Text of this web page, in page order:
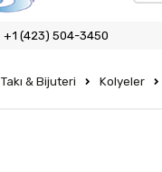
‎+1 (423) 504-3450
Takı & Bijuteri Kolyeler